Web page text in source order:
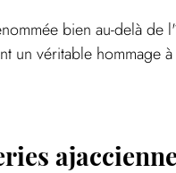
bien au-delà de
un véritable hommage